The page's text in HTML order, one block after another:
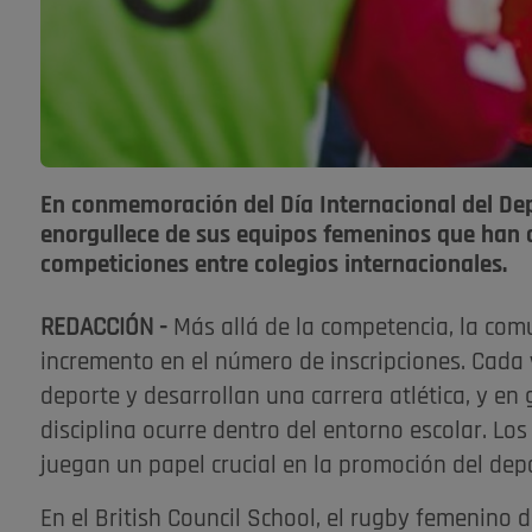
En conmemoración del Día Internacional del
enorgullece de sus equipos femeninos que
competiciones entre colegios internacionales.
REDACCIÓN - Más allá de la competencia, la
incremento en el número de inscripciones.
deporte y desarrollan una carrera atlética, y en
disciplina ocurre dentro del entorno escolar.
juegan un papel crucial en la promoción del
En el British Council School, el rugby femenino